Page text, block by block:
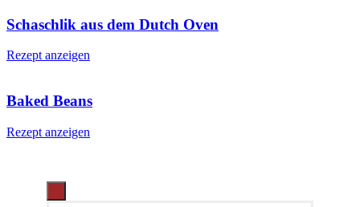
Schaschlik aus dem Dutch Oven
Rezept anzeigen
Baked Beans
Rezept anzeigen